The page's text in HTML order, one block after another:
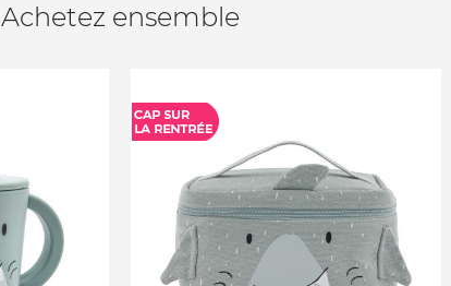
Achetez ensemble